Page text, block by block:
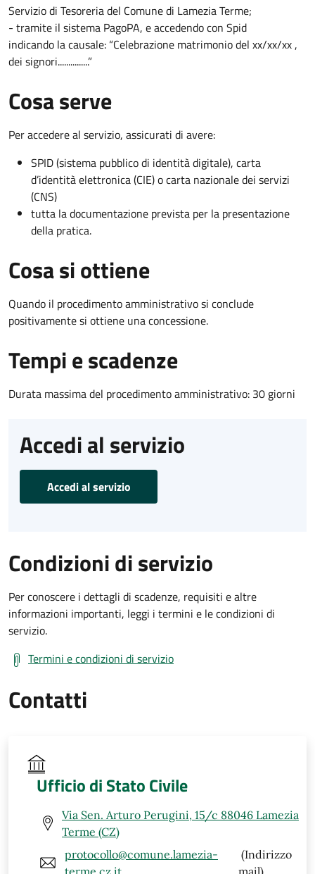
Servizio di Tesoreria del Comune di Lamezia Terme;
- tramite il sistema PagoPA, e accedendo con Spid
indicando la causale: “Celebrazione matrimonio del xx/xx/xx ,
dei signori...............”
Cosa serve
Per accedere al servizio, assicurati di avere:
SPID (sistema pubblico di identità digitale), carta
d’identità elettronica (CIE) o carta nazionale dei servizi
(CNS)
tutta la documentazione prevista per la presentazione
della pratica.
Cosa si ottiene
Quando il procedimento amministrativo si conclude
positivamente si ottiene una concessione.
Tempi e scadenze
Durata massima del procedimento amministrativo: 30 giorni
Accedi al servizio
Accedi al servizio
Condizioni di servizio
Per conoscere i dettagli di scadenze, requisiti e altre
informazioni importanti, leggi i termini e le condizioni di
servizio.
Termini e condizioni di servizio
Contatti
Ufficio di Stato Civile
Via Sen. Arturo Perugini, 15/c 88046 Lamezia
Terme (CZ)
protocollo@comune.lamezia-
terme.cz.it
(Indirizzo
mail)